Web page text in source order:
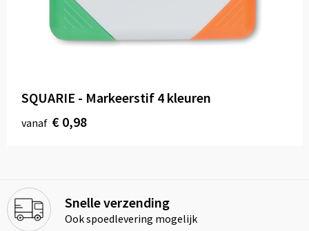
SQUARIE - Markeerstif 4 kleuren
vanaf € 0,98
Snelle verzending
Ook spoedlevering mogelijk